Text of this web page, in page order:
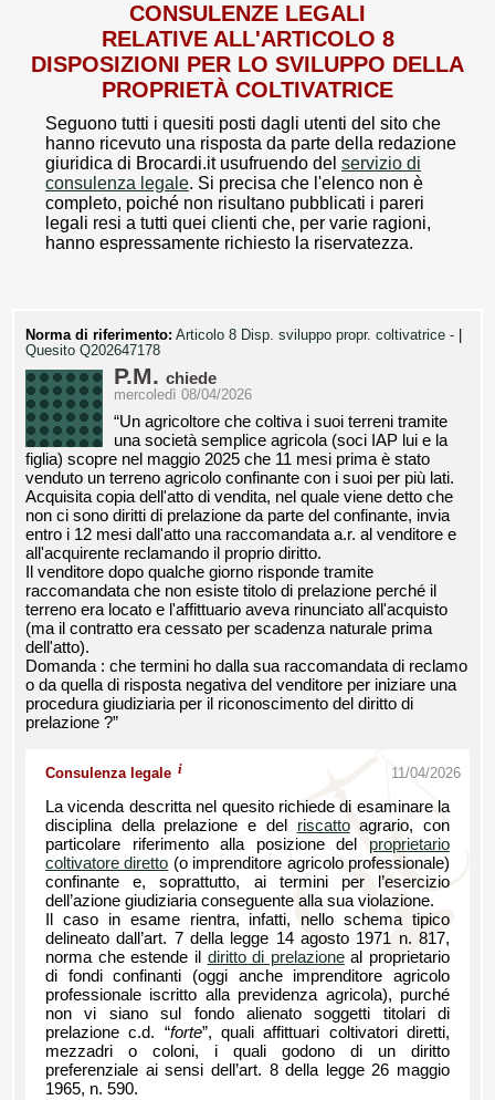
CONSULENZE LEGALI
RELATIVE ALL'ARTICOLO 8
DISPOSIZIONI PER LO SVILUPPO DELLA
PROPRIETÀ COLTIVATRICE
Seguono tutti i quesiti posti dagli utenti del sito che
hanno ricevuto una risposta da parte della redazione
giuridica di Brocardi.it usufruendo del servizio di
consulenza legale. Si precisa che l'elenco non è
completo, poiché non risultano pubblicati i pareri
legali resi a tutti quei clienti che, per varie ragioni,
hanno espressamente richiesto la riservatezza.
Norma di riferimento: Articolo 8 Disp. sviluppo propr. coltivatrice -
Quesito Q202647178
P.M. chiede
mercoledì 08/04/2026
“Un agricoltore che coltiva i suoi terreni tramite
una società semplice agricola (soci IAP lui e la
figlia) scopre nel maggio 2025 che 11 mesi prima è stato
venduto un terreno agricolo confinante con i suoi per più lati.
Acquisita copia dell'atto di vendita, nel quale viene detto che
non ci sono diritti di prelazione da parte del confinante, invia
entro i 12 mesi dall'atto una raccomandata a.r. al venditore e
all'acquirente reclamando il proprio diritto.
Il venditore dopo qualche giorno risponde tramite
raccomandata che non esiste titolo di prelazione perché il
terreno era locato e l'affittuario aveva rinunciato all'acquisto
(ma il contratto era cessato per scadenza naturale prima
dell'atto).
Domanda : che termini ho dalla sua raccomandata di reclamo
o da quella di risposta negativa del venditore per iniziare una
procedura giudiziaria per il riconoscimento del diritto di
prelazione ?”
Consulenza legale i 11/04/2026
La vicenda descritta nel quesito richiede di esaminare la
disciplina della prelazione e del riscattoagrario, con
particolare riferimento alla posizione del proprietario
coltivatore diretto (o imprenditore agricolo professionale)
confinante e, soprattutto, ai termini per l’esercizio
dell’azione giudiziaria conseguente alla sua violazione.
Il caso in esame rientra, infatti, nello schema tipico
delineato dall’art. 7 della legge 14 agosto 1971 n. 817,
norma che estende il diritto di prelazioneal proprietario
di fondi confinanti (oggi anche imprenditore agricolo
professionale iscritto alla previdenza agricola), purché
non vi siano sul fondo alienato soggetti titolari di
prelazione c.d. “forte”, quali affittuari coltivatori diretti,
mezzadri o coloni, i quali godono di un diritto
preferenziale ai sensi dell’art. 8 della legge 26 maggio
1965, n. 590.